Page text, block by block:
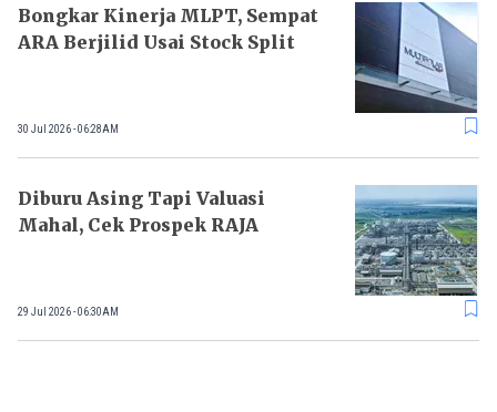
Bongkar Kinerja MLPT, Sempat
ARA Berjilid Usai Stock Split
30 Jul 2026 - 06:28AM
Diburu Asing Tapi Valuasi
Mahal, Cek Prospek RAJA
29 Jul 2026 - 06:30AM